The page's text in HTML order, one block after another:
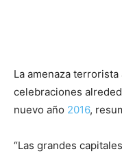
La amenaza
celebraciones
nuevo año 2016,
“Las grandes